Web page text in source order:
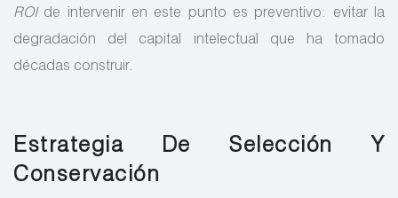
ROIde intervenir en este punto es preventivo: evitar la
degradación del capital intelectual que ha tomado
décadas construir.
Estrategia De Selección Y
Conservación